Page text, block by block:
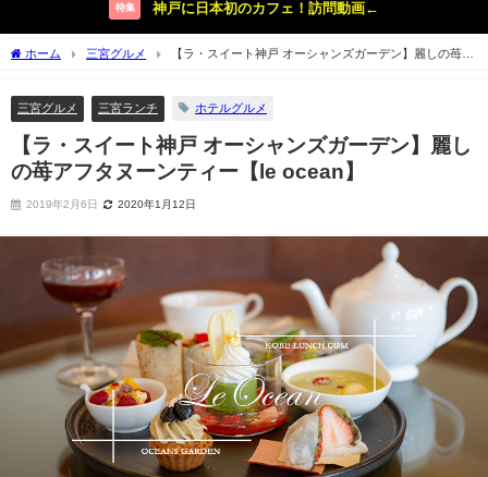
特集 神戸に日本初のカフェ！訪問動画←
ホーム 三宮グルメ
【ラ・スイート神戸 オーシャンズガーデン】麗しの苺ア
三宮グルメ 三宮ランチ ホテルグルメ
【ラ・スイート神戸 オーシャンズガーデン】麗し
の苺アフタヌーンティー【le ocean】
2019年2月6日 2020年1月12日